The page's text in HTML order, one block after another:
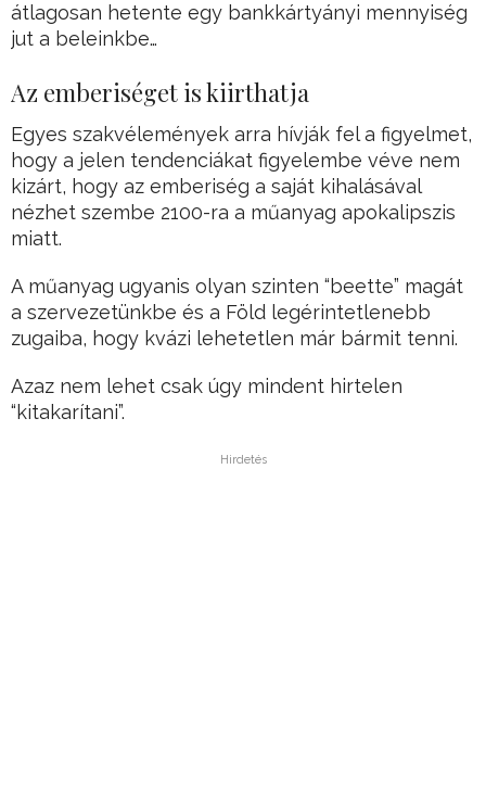
átlagosan hetente egy bankkártyányi mennyiség
jut a beleinkbe…
Az emberiséget is kiirthatja
Egyes szakvélemények arra hívják fel a figyelmet,
hogy a jelen tendenciákat figyelembe véve nem
kizárt, hogy az emberiség a saját kihalásával
nézhet szembe 2100-ra a műanyag apokalipszis
miatt.
A műanyag ugyanis olyan szinten “beette” magát
a szervezetünkbe és a Föld legérintetlenebb
zugaiba, hogy kvázi lehetetlen már bármit tenni.
Azaz nem lehet csak úgy mindent hirtelen
“kitakarítani”.
Hirdetés